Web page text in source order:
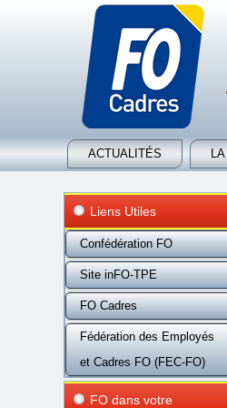
ACTUALITÉS
Liens Utiles
Confédération FO
Site inFO-TPE
FO Cadres
Fédération des Employés
et Cadres FO (FEC-FO)
FO dans votre